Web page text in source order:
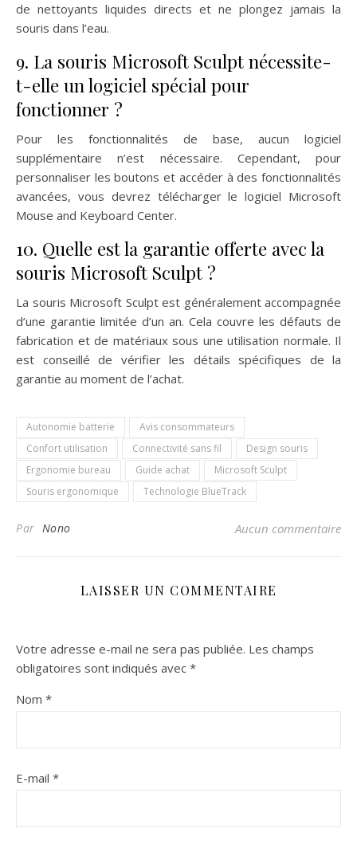
de nettoyants liquides directs et ne plongez jamais la
souris dans l’eau.
9. La souris Microsoft Sculpt nécessite-
t-elle un logiciel spécial pour
fonctionner ?
Pour les fonctionnalités de base, aucun logiciel
supplémentaire n’est nécessaire. Cependant, pour
personnaliser les boutons et accéder à des fonctionnalités
avancées, vous devrez télécharger le logiciel Microsoft
Mouse and Keyboard Center.
10. Quelle est la garantie offerte avec la
souris Microsoft Sculpt ?
La souris Microsoft Sculpt est généralement accompagnée
d’une garantie limitée d’un an. Cela couvre les défauts de
fabrication et de matériaux sous une utilisation normale. Il
est conseillé de vérifier les détails spécifiques de la
garantie au moment de l’achat.
Autonomie batterie
Avis consommateurs
Confort utilisation
Connectivité sans fil
Design souris
Ergonomie bureau
Guide achat
Microsoft Sculpt
Souris ergonomique
Technologie BlueTrack
Par Nono Aucun commentaire
LAISSER UN COMMENTAIRE
Votre adresse e-mail ne sera pas publiée. Les champs
obligatoires sont indiqués avec *
Nom *
E-mail *